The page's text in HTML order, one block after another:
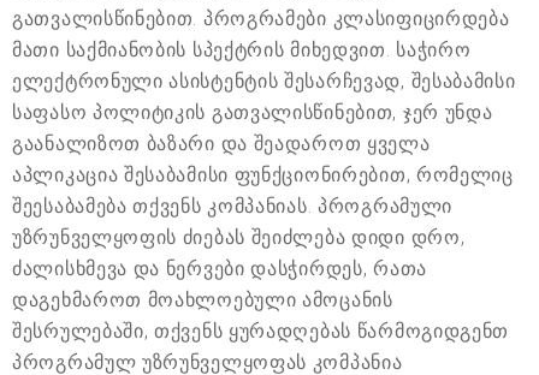
გათვალისწინებით. პროგრამები კლასიფიცირდება
მათი საქმიანობის სპექტრის მიხედვით. საჭირო
ელექტრონული ასისტენტის შესარჩევად, შესაბამისი
საფასო პოლიტიკის გათვალისწინებით, ჯერ უნდა
გაანალიზოთ ბაზარი და შეადაროთ ყველა
აპლიკაცია შესაბამისი ფუნქციონირებით, რომელიც
შეესაბამება თქვენს კომპანიას. პროგრამული
უზრუნველყოფის ძიებას შეიძლება დიდი დრო,
ძალისხმევა და ნერვები დასჭირდეს, რათა
დაგეხმაროთ მოახლოებული ამოცანის
შესრულებაში, თქვენს ყურადღებას წარმოგიდგენთ
პროგრამულ უზრუნველყოფას კომპანია